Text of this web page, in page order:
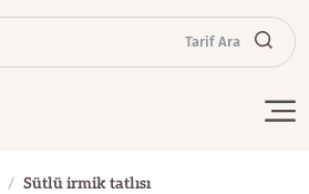
Tarif Ara
Sütlü irmik tatlısı